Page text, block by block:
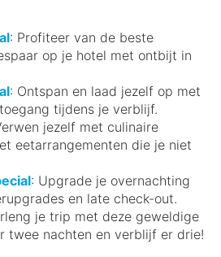
: Profiteer van de beste
op je hotel met ontbijt in
: Ontspan en laad jezelf op met
tijdens je verblijf.
jezelf met culinaire
eetarrangementen die je niet
: Upgrade je overnachting
en late check-out.
je trip met deze geweldige
twee nachten en verblijf er drie!